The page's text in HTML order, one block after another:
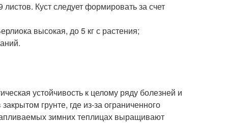
Куст следует формировать за счет
высокая, до 5 кг с растения;
устойчивость к целому ряду болезней и
грунте, где из-за ограниченного
зимних теплицах выращивают